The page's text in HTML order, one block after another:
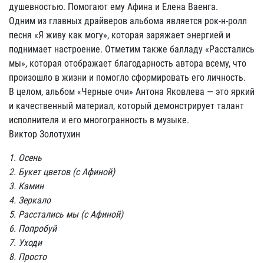
душевностью. Помогают ему Афина и Елена Ваенга.
Одним из главных драйверов альбома является рок-н-ролл
песня «Я живу как могу», которая заряжает энергией и
поднимает настроение. Отметим также балладу «Расстались
мы», которая отображает благодарность автора всему, что
произошло в жизни и помогло сформировать его личность.
В целом, альбом «Черные очи» Антона Яковлева — это яркий
и качественный материал, который демонстрирует талант
исполнителя и его многогранность в музыке.
Виктор Золотухин
1. Осень
2. Букет цветов (с Афиной)
3. Камин
4. Зеркало
5. Расстались мы (с Афиной)
6. Попробуй
7. Уходи
8. Просто